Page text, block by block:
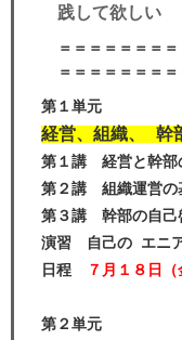
践して欲しい
＝＝＝＝＝＝＝
＝＝＝＝＝＝＝
第１単元
経営、組織、 幹
第１講 経営と幹部
第２講 組織運営の
第３講 幹部の自己
演習 自己の エニ
日程
７月１８日（
第２単元